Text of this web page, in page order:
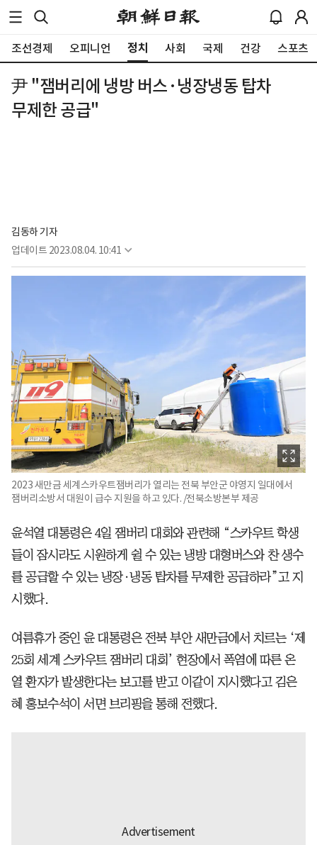
조선경제 오피니언 정치 사회 국제 건강 스포츠
尹 "잼버리에 냉방 버스·냉장냉동 탑차
무제한 공급"
김동하 기자
업데이트 2023.08.04. 10:41
2023 새만금 세계스카우트잼버리가 열리는 전북 부안군 야영지 일대에서
잼버리소방서 대원이 급수 지원을 하고 있다. /전북소방본부 제공
윤석열 대통령은 4일 잼버리 대회와 관련해 “스카우트 학생
들이 잠시라도 시원하게 쉴 수 있는 냉방 대형버스와 찬 생수
를 공급할 수 있는 냉장·냉동 탑차를 무제한 공급하라”고 지
시했다.
여름휴가 중인 윤 대통령은 전북 부안 새만금에서 치르는 ‘제
25회 세계 스카우트 잼버리 대회’ 현장에서 폭염에 따른 온
열 환자가 발생한다는 보고를 받고 이같이 지시했다고 김은
혜 홍보수석이 서면 브리핑을 통해 전했다.